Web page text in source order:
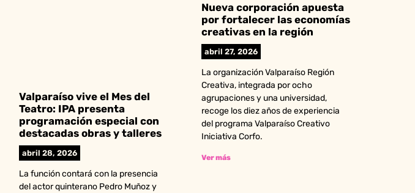
Valparaíso vive el Mes del
Teatro: IPA presenta
programación especial con
destacadas obras y talleres
abril 28, 2026
La función contará con la presencia
del actor quinterano Pedro Muñoz y
Nueva corporación apuesta
por fortalecer las economías
creativas en la región
abril 27, 2026
La organización Valparaíso Región
Creativa, integrada por ocho
agrupaciones y una universidad,
recoge los diez años de experiencia
del programa Valparaíso Creativo
Iniciativa Corfo.
Ver más